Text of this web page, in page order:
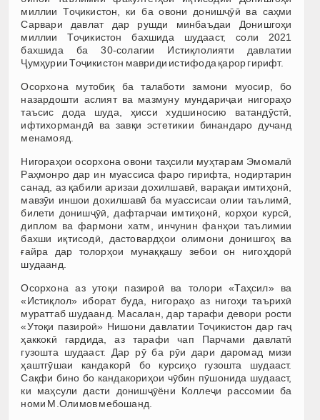
миллии Тоҷикистон, ки ба овони донишҷӯӣ ва саҳми
Сарвари давлат дар рушди минбаъдаи Донишгоҳи
миллии Тоҷикистон бахшида шудааст, соли 2021
бахшида ба 30-солагии Истиқлолияти давлатии
Ҷумҳурии Тоҷикистон мавриди истифода қарор гирифт.
Осорхона мутобиқ ба талаботи замони муосир, бо
назардошти аслият ва мазмуну мундариҷаи нигораҳо
таъсис дода шуда, ҳисси худшиносию ватандӯстӣ,
ифтихормандӣ ва завқи эстетикии бинандаро дучанд
менамояд.
Нигораҳои осорхона овони таҳсили муҳтарам Эмомалӣ
Раҳмонро дар ин муассиса фаро гирифта, нодиртарин
санад, аз қабили аризаи дохилшавӣ, варақаи имтиҳонӣ,
мавзӯи иншои дохилшавӣ ба муассисаи олии таълимӣ,
билети донишҷӯӣ, дафтарчаи имтиҳонӣ, корҳои курсӣ,
диплом ва фармони хатм, инчунин фанҳои таълимии
бахши иқтисодӣ, дастовардҳои олимони донишгоҳ ва
ғайра дар толорҳои мунаққашу зебои он нигоҳдорӣ
шудаанд.
Осорхона аз утоқи пазироӣ ва толори «Таҳсил» ва
«Истиқлол» иборат буда, нигораҳо аз нигоҳи таърихӣ
мураттаб шудаанд. Масалан, дар тарафи девори рости
«Утоқи пазироӣ» Нишони давлатии Тоҷикистон дар гаҷ
ҳаккокӣ гардида, аз тарафи чап Парчами давлатӣ
гузошта шудааст. Дар рӯ ба рӯи дари даромад мизи
ҳаштгӯшаи кандакорӣ бо курсиҳо гузошта шудааст.
Сақфи бино бо кандакориҳои чӯбин пӯшонида шудааст,
ки маҳсули дасти донишҷӯёни Коллеҷи рассомии ба
номи М.Олимов мебошанд.